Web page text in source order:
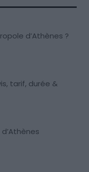
d’Athènes ?
tarif, durée &